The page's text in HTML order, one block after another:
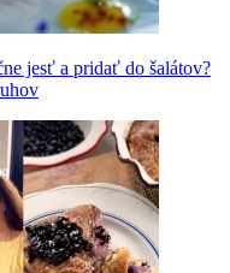
jesť a pridať do šalátov?